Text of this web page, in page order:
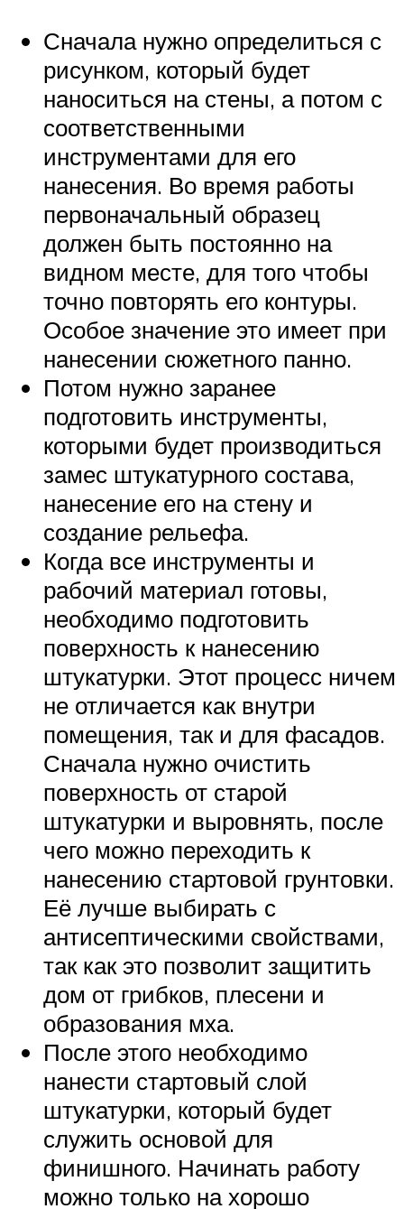
Сначала нужно определиться с
рисунком, который будет
наноситься на стены, а потом с
соответственными
инструментами для его
нанесения. Во время работы
первоначальный образец
должен быть постоянно на
видном месте, для того чтобы
точно повторять его контуры.
Особое значение это имеет при
нанесении сюжетного панно.
Потом нужно заранее
подготовить инструменты,
которыми будет производиться
замес штукатурного состава,
нанесение его на стену и
создание рельефа.
Когда все инструменты и
рабочий материал готовы,
необходимо подготовить
поверхность к нанесению
штукатурки. Этот процесс ничем
не отличается как внутри
помещения, так и для фасадов.
Сначала нужно очистить
поверхность от старой
штукатурки и выровнять, после
чего можно переходить к
нанесению стартовой грунтовки.
Её лучше выбирать с
антисептическими свойствами,
так как это позволит защитить
дом от грибков, плесени и
образования мха.
После этого необходимо
нанести стартовый слой
штукатурки, который будет
служить основой для
финишного. Начинать работу
можно только на хорошо